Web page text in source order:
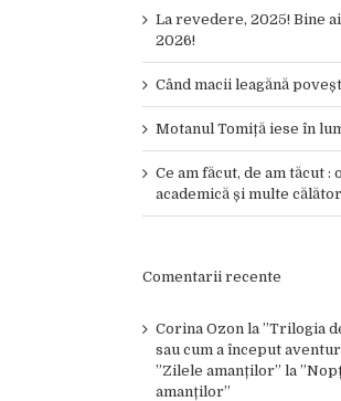
La revedere, 2025! Bine
2026!
Când macii leagănă
Motanul Tomiță iese în
Ce am făcut, de am tăcut :
academică și multe
Comentarii recente
Corina Ozon la ”Trilogia
sau cum a început
”Zilele amanților” la
amanților”